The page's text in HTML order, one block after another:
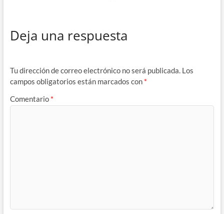
Deja una respuesta
Tu dirección de correo electrónico no será publicada. Los
campos obligatorios están marcados con *
Comentario *